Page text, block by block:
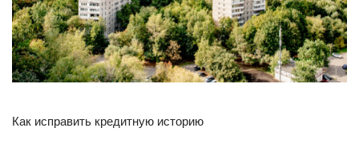
Как исправить кредитную историю